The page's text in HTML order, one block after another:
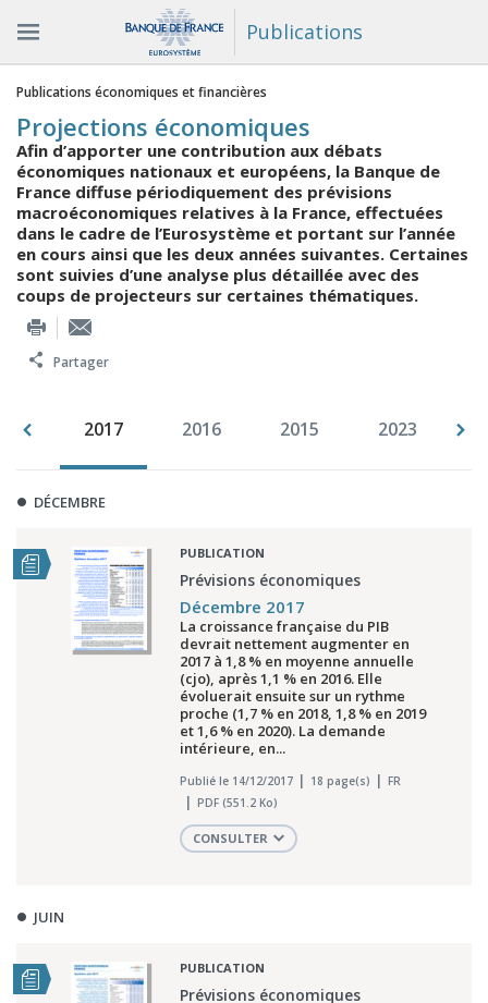
Publications
Vous êtes ici
Publications économiques et financières
Projections économiques
Afin d’apporter une contribution aux débats
économiques nationaux et européens, la Banque de
France diffuse périodiquement des prévisions
macroéconomiques relatives à la France, effectuées
dans le cadre de l’Eurosystème et portant sur l’année
en cours ainsi que les deux années suivantes. Certaines
sont suivies d’une analyse plus détaillée avec des
coups de projecteurs sur certaines thématiques.
Partager
2017 2016 2015 2023
DÉCEMBRE
PUBLICATION
Prévisions économiques
Décembre 2017
La croissance française du PIB
devrait nettement augmenter en
2017 à 1,8 % en moyenne annuelle
(cjo), après 1,1 % en 2016. Elle
évoluerait ensuite sur un rythme
proche (1,7 % en 2018, 1,8 % en 2019
et 1,6 % en 2020). La demande
intérieure, en...
Publié le 14/12/2017 18 page(s)
FR
PDF (551.2 Ko)
CONSULTER
JUIN
PUBLICATION
Prévisions économiques